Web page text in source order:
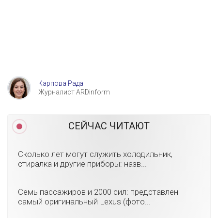
Карпова Рада
Журналист ARDinform
СЕЙЧАС ЧИТАЮТ
Сколько лет могут служить холодильник,
стиралка и другие приборы: назв...
Семь пассажиров и 2000 сил: представлен
самый оригинальный Lexus (фото...